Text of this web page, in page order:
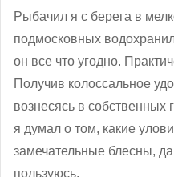
Рыбачил я с берега в
подмосковных
он все что угодно.
Получив колоссальное
вознесясь в собственных
я думал о том, какие
замечательные блесны,
пользуюсь.